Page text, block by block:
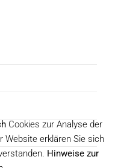
Cookies zur Analyse der
Website erklären Sie sich
Hinweise zur